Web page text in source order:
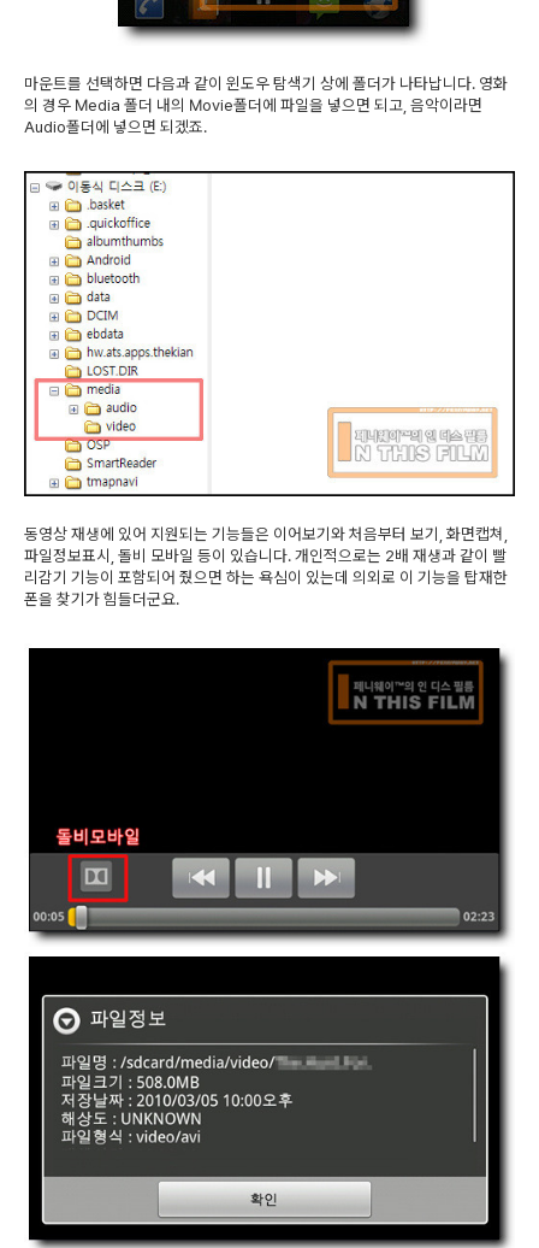
마운트를 선택하면 다음과 같이 윈도우 탐색기 상에 폴더가 나타납니다. 영화
의 경우 Media 폴더 내의 Movie폴더에 파일을 넣으면 되고, 음악이라면
Audio폴더에 넣으면 되겠죠.
동영상 재생에 있어 지원되는 기능들은 이어보기와 처음부터 보기, 화면캡쳐,
파일정보표시, 돌비 모바일 등이 있습니다. 개인적으로는 2배 재생과 같이 빨
리감기 기능이 포함되어 줬으면 하는 욕심이 있는데 의외로 이 기능을 탑재한
폰을 찾기가 힘들더군요.